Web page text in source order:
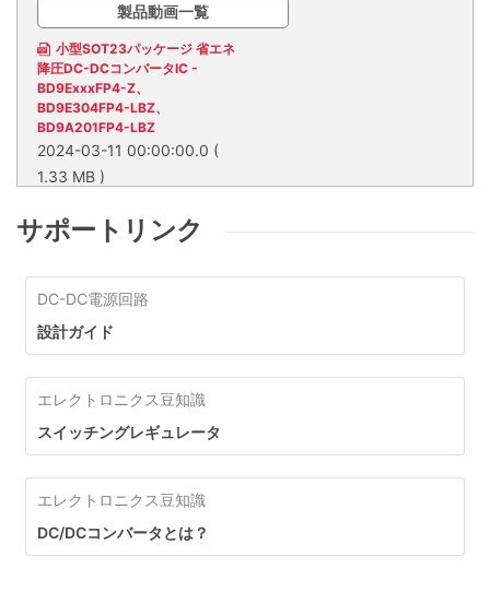
製品動画一覧
小型SOT23パッケージ 省エネ
降圧DC-DCコンバータIC -
BD9ExxxFP4-Z、
BD9E304FP4-LBZ、
BD9A201FP4-LBZ
2024-03-11 00:00:00.0 (
1.33 MB )
BD9E304FP4-LBZ、
BD9A201FP4-LBZは小型
より、民生・産業機器におけ
る電源部の小型化に大きく貢
タICです。電源系統・機能別
で製品を選択でき、サポート
コンテンツも充実しているた
め、すぐに検討・採用できる
LBZ、BD9A201FP4-LBZは小型
SOT23パッケージの採用によ
部の小型化に大きく貢献する降圧
DC-DCコンバータICです。電源
系統・機能別で製品を選択でき、
サポートコンテンツも充実してい
製品です。
サポートリンク
DC-DC電源回路
設計ガイド
エレクトロニクス豆知識
スイッチングレギュレータ
エレクトロニクス豆知識
DC/DCコンバータとは？